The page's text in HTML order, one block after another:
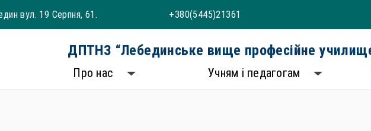
вул. 19 Серпня, 61. +380(5445)21361
ДПТНЗ “Лебединське вище професійне
Про нас Учням і педагогам